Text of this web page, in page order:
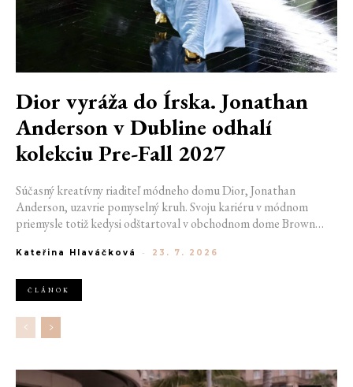
Dior vyráža do Írska. Jonathan
Anderson v Dubline odhalí
kolekciu Pre-Fall 2027
Súčasný kreatívny riaditeľ módneho domu Dior, Jonathan
Anderson, uzavrie pomyselný kruh. Svoju kariéru v módnom
priemysle totiž kedysi odštartoval v obchodnom dome Brown
jednej z najväčších luxusných značiek sveta. V decembri totiž v
Pre-Fall 2027.
Kateřina Hlaváčková - 23. 7. 2026
ČLÁNOK